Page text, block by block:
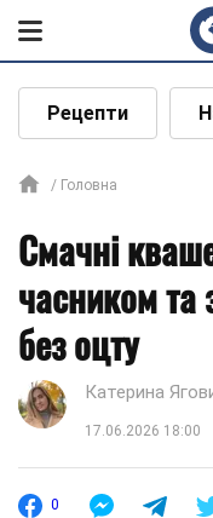
Рецепти
Головна
Смачні
часником та
без оцту
Катерина
17.06.2026 18:00
0